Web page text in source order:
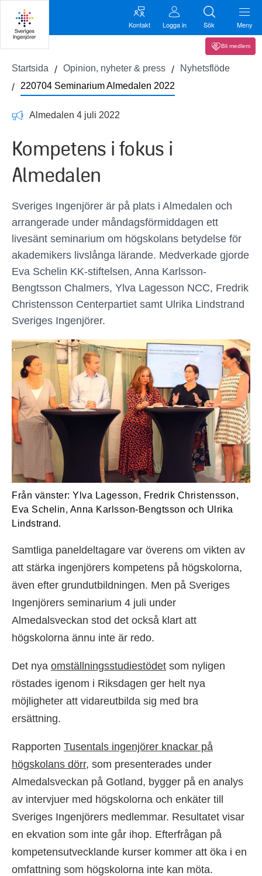
Kontakt Logga in Sök Meny
Bli medlem
Startsida Opinion, nyheter & press
Nyhetsflöde
220704 Seminarium Almedalen 2022
Almedalen 4 juli 2022
Kompetens i fokus i
Almedalen
Sveriges Ingenjörer är på plats i Almedalen och
arrangerade under måndagsförmiddagen ett
livesänt seminarium om högskolans betydelse för
akademikers livslånga lärande. Medverkade gjorde
Eva Schelin KK-stiftelsen, Anna Karlsson-
Bengtsson Chalmers, Ylva Lagesson NCC, Fredrik
Christensson Centerpartiet samt Ulrika Lindstrand
Sveriges Ingenjörer.
Från vänster: Ylva Lagesson, Fredrik Christensson,
Eva Schelin, Anna Karlsson-Bengtsson och Ulrika
Lindstrand.
Samtliga paneldeltagare var överens om vikten av
att stärka ingenjörers kompetens på högskolorna,
även efter grundutbildningen. Men på Sveriges
Ingenjörers seminarium 4 juli under
Almedalsveckan stod det också klart att
högskolorna ännu inte är redo.
Det nya omställningsstudiestödet som nyligen
röstades igenom i Riksdagen ger helt nya
möjligheter att vidareutbilda sig med bra
ersättning.
Rapporten Tusentals ingenjörer knackar på
högskolans dörr, som presenterades under
Almedalsveckan på Gotland, bygger på en analys
av intervjuer med högskolorna och enkäter till
Sveriges Ingenjörers medlemmar. Resultatet visar
en ekvation som inte går ihop. Efterfrågan på
kompetensutvecklande kurser kommer att öka i en
omfattning som högskolorna inte kan möta.